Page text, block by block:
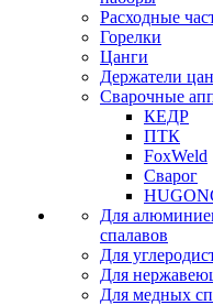
Расходные
Горелки
Цанги
Держатели
Сварочные
КЕДР
ПТК
FoxWeld
Сварог
Для
спалавов
Для
Для
Для медных